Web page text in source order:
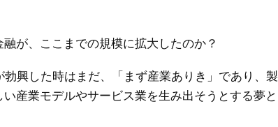
が、ここまでの規模に拡大したのか？
興した時はまだ、「まず産業ありき」であり、製
産業モデルやサービス業を生み出そうとする夢と